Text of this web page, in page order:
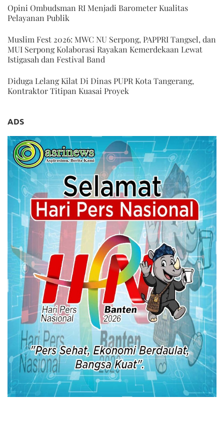
Opini Ombudsman RI Menjadi Barometer Kualitas
Pelayanan Publik
Muslim Fest 2026: MWC NU Serpong, PAPPRI Tangsel, dan
MUI Serpong Kolaborasi Rayakan Kemerdekaan Lewat
Istigasah dan Festival Band
Diduga Lelang Kilat Di Dinas PUPR Kota Tangerang,
Kontraktor Titipan Kuasai Proyek
ADS